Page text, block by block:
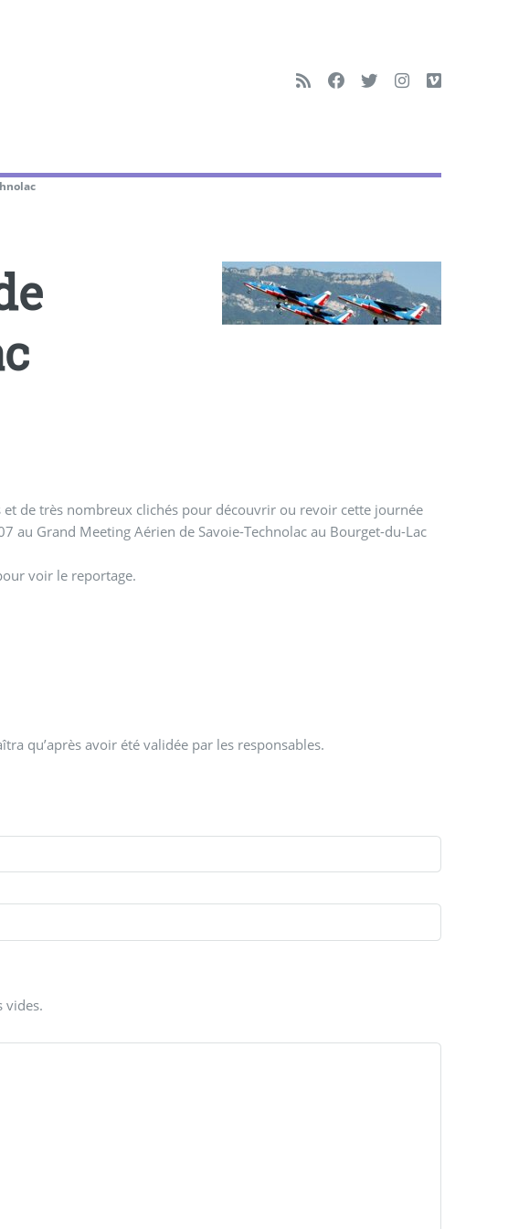
et de très nombreux clichés pour découvrir ou revoir cette journée
au Grand Meeting Aérien de Savoie-Technolac au Bourget-du-Lac
voir le reportage.
qu’après avoir été validée par les responsables.
vides.